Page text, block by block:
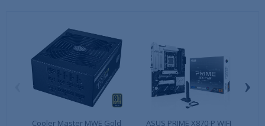
Cooler Master MWE Gold ASUS PRIME X870-P WIFI
›